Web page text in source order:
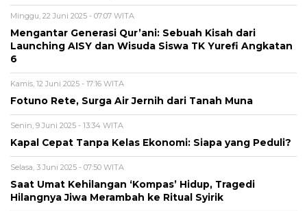
Minggu, 22 Juni 2025 - 07:07 WITA
Mengantar Generasi Qur’ani: Sebuah Kisah dari
Launching AISY dan Wisuda Siswa TK Yurefi Angkatan
6
Kamis, 12 Juni 2025 - 17:16 WITA
Fotuno Rete, Surga Air Jernih dari Tanah Muna
Senin, 9 Juni 2025 - 13:34 WITA
Kapal Cepat Tanpa Kelas Ekonomi: Siapa yang Peduli?
Selasa, 3 Juni 2025 - 07:50 WITA
Saat Umat Kehilangan ‘Kompas’ Hidup, Tragedi
Hilangnya Jiwa Merambah ke Ritual Syirik